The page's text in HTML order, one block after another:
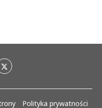
Polityka prywatności